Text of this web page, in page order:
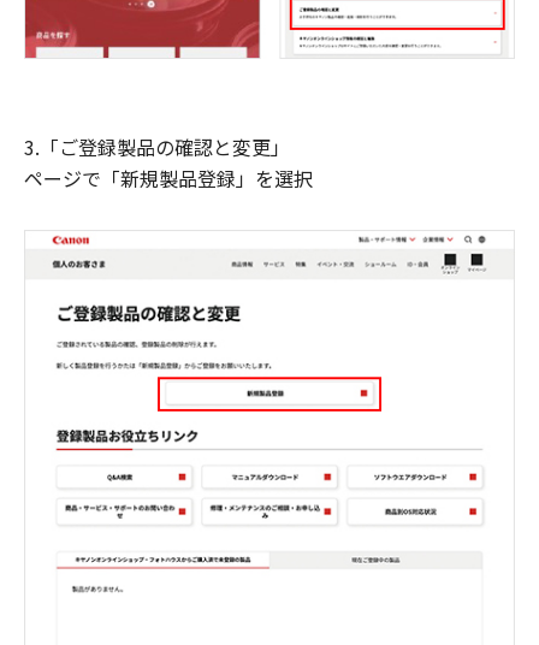
3.「ご登録製品の確認と変更」
ページで「新規製品登録」を選択